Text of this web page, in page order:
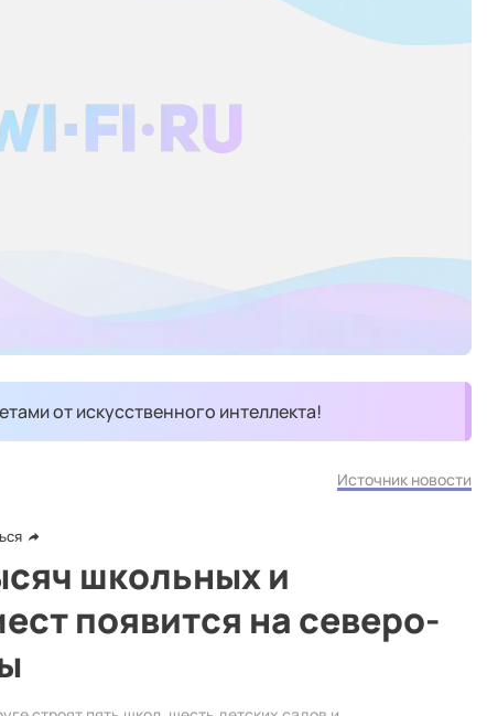
от искусственного интеллекта!
Источник новости
школьных и
появится на северо-